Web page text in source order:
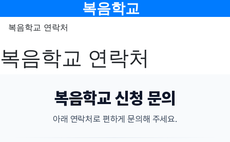
복음학교
복음학교 연락처
복음학교 연락처
복음학교 신청 문의
아래 연락처로 편하게 문의해 주세요.